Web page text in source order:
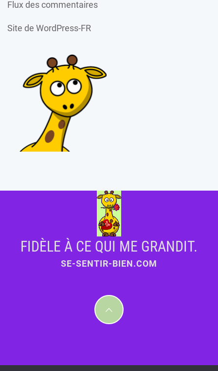
Flux des commentaires
Site de WordPress-FR
FIDÈLE À CE QUI ME GRANDIT.
SE-SENTIR-BIEN.COM